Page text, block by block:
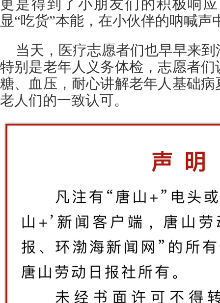
更是得到了小朋友们的积极响
显“吃货”本能，在小伙伴的呐喊声
当天，医疗志愿者们也早早来
特别是老年人义务体检，志愿者
糖、血压，耐心讲解老年人基础
老人们的一致认可。